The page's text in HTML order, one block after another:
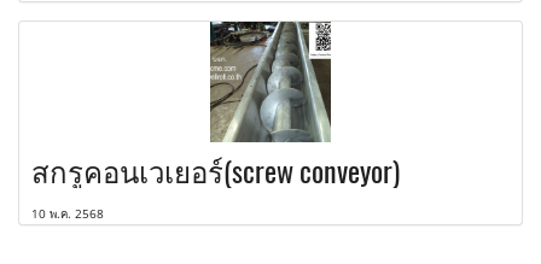
สกรูคอนเวเยอร์(screw conveyor)
10 พ.ค. 2568